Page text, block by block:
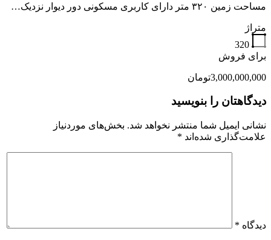
مساحت زمین ۳۲۰ متر دارای کاربری مسکونی دور دیوار نزدیک…
متراژ
320
برای فروش
3,000,000,000تومان
دیدگاهتان را بنویسید
نشانی ایمیل شما منتشر نخواهد شد. بخش‌های موردنیاز
علامت‌گذاری شده‌اند *
دیدگاه *